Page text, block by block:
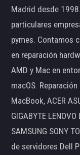
Madrid desde
particulares
pymes. Contamos
en reparación
AMD y Mac en
macOS.
MacBook, ACER
GIGABYTE
SAMSUNG SONY
de servidores Dell